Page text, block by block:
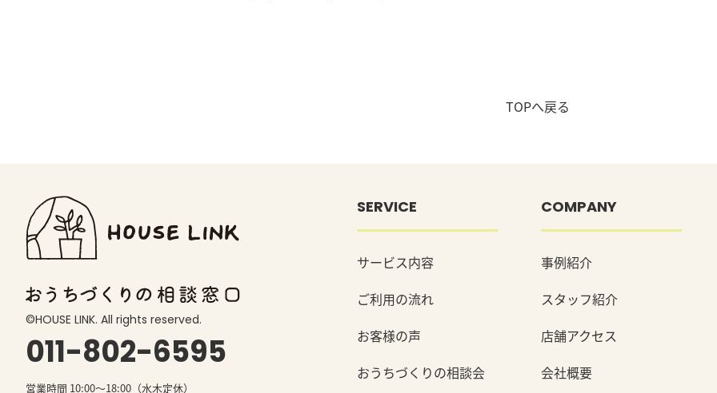
TOPへ戻る
©️HOUSE LINK. All rights reserved.
011-802-6595
営業時間 10:00〜18:00（水木定休）
SERVICE
サービス内容
ご利用の流れ
お客様の声
おうちづくりの相談会
COMPANY
事例紹介
スタッフ紹介
店舗アクセス
会社概要